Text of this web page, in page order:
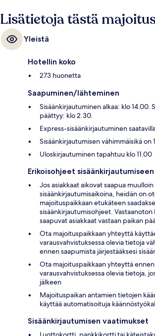
Lisätietoja tästä
Yleistä
Hotellin koko
273 huonetta
Saapuminen/lähteminen
Sisäänkirjautuminen alkaa: klo 14.00.
päättyy: klo 2.30.
Express-sisäänkirjautuminen
Sisäänkirjautumisen vähimmäisikä on
Uloskirjautuminen tapahtuu klo 11.00
Erikoisohjeet sisäänkirjautumiseen
Jos asiakkaat aikovat saapua
sisäänkirjautumisaikoina, heidän on
majoituspaikkaan etukäteen
sisäänkirjautumisohjeet.
saapuvat asiakkaat vastaan paikan
Ota majoituspaikkaan yhteyttä
varausvahvistuksessa olevia tietoja
ennen saapumista järjestääksesi
Ota majoituspaikkaan yhteyttä
varausvahvistuksessa olevia tietoja,
jälkeen
Majoituspaikan antamien tietojen
käyttää automatisoituja
Sisäänkirjautumisen vaatimukset